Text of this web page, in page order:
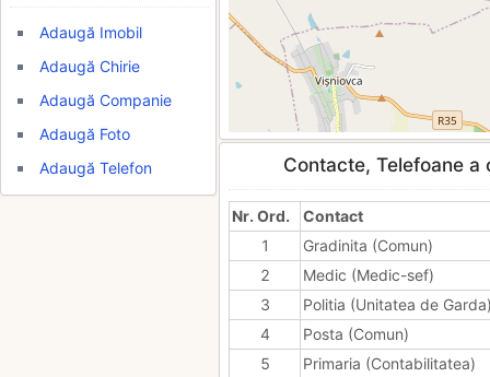
Adaugă Imobil
Adaugă Chirie
Adaugă Companie
Adaugă Foto
Adaugă Telefon
Contacte, Telefoane
Nr. Ord.
Contact
1
Gradinita (Comun)
2
Medic (Medic-sef)
3
Politia (Unitatea de
4
Posta (Comun)
5
Primaria (Contabilitatea)